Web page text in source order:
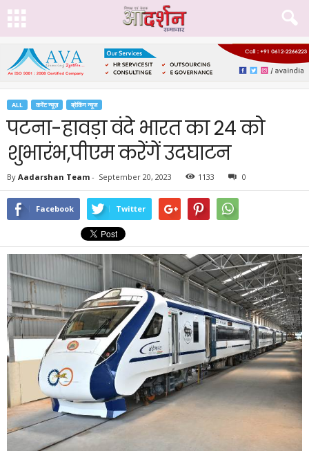
ALL करेंट न्यूज़ ब्रेकिंग न्यूज
पटना-हावड़ा वंदे भारत का 24 को
शुभारंभ,पीएम करेंगें उदघाटन
By Aadarshan Team - September 20, 2023 1133 0
Facebook Twitter